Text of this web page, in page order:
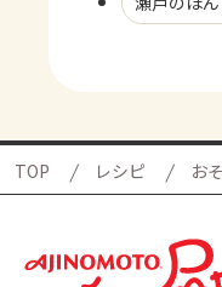
TOP レシピ お